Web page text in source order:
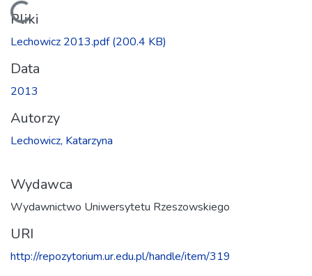
Ładowanie...
Pliki
Lechowicz 2013.pdf(200.4 KB)
Data
2013
Autorzy
Lechowicz, Katarzyna
Wydawca
Wydawnictwo Uniwersytetu Rzeszowskiego
URI
http://repozytorium.ur.edu.pl/handle/item/319